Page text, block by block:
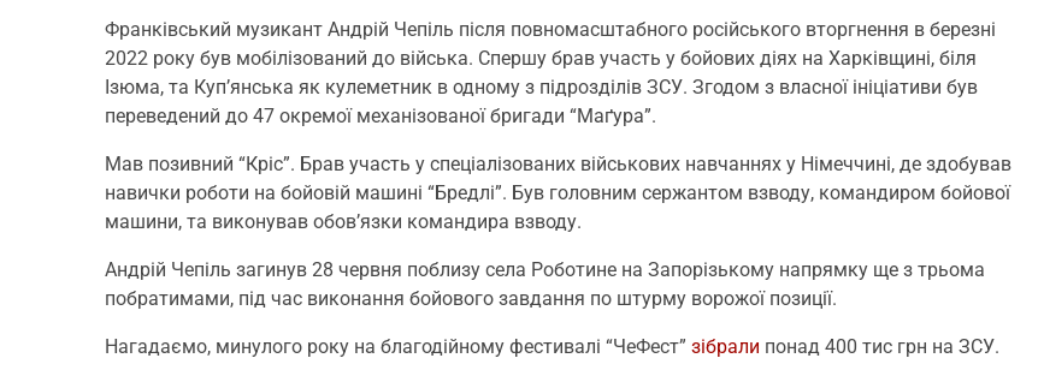
Франківський музикант Андрій Чепіль після повномасштабного російського вторгнення в березні
2022 року був мобілізований до війська. Спершу брав участь у бойових діях на Харківщині, біля
Ізюма, та Куп’янська як кулеметник в одному з підрозділів ЗСУ. Згодом з власної ініціативи був
переведений до 47 окремої механізованої бригади “Маґура”.
Мав позивний “Кріс”. Брав участь у спеціалізованих військових навчаннях у Німеччині, де здобував
навички роботи на бойовій машині “Бредлі”. Був головним сержантом взводу, командиром бойової
машини, та виконував обов’язки командира взводу.
Андрій Чепіль загинув 28 червня поблизу села Роботине на Запорізькому напрямку ще з трьома
побратимами, під час виконання бойового завдання по штурму ворожої позиції.
Нагадаємо, минулого року на благодійному фестивалі “ЧеФест” зібрали понад 400 тис грн на ЗСУ.